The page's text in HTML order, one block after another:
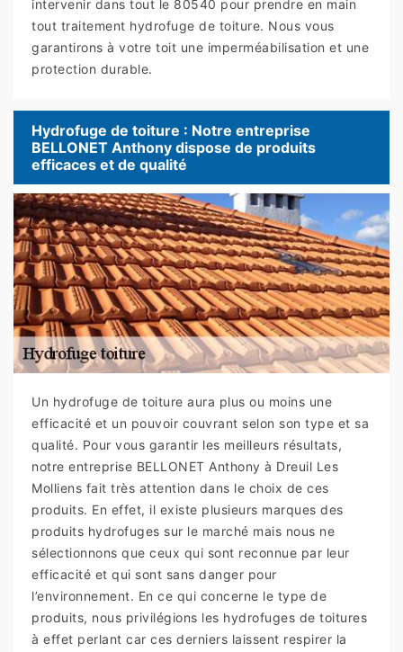
intervenir dans tout le 80540 pour prendre en main
tout traitement hydrofuge de toiture. Nous vous
garantirons à votre toit une imperméabilisation et une
protection durable.
Hydrofuge de toiture : Notre entreprise
BELLONET Anthony dispose de produits
efficaces et de qualité
Un hydrofuge de toiture aura plus ou moins une
efficacité et un pouvoir couvrant selon son type et sa
qualité. Pour vous garantir les meilleurs résultats,
notre entreprise BELLONET Anthony à Dreuil Les
Molliens fait très attention dans le choix de ces
produits. En effet, il existe plusieurs marques des
produits hydrofuges sur le marché mais nous ne
sélectionnons que ceux qui sont reconnue par leur
efficacité et qui sont sans danger pour
l’environnement. En ce qui concerne le type de
produits, nous privilégions les hydrofuges de toitures
à effet perlant car ces derniers laissent respirer la